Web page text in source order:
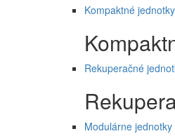
Kompaktné
Rekuperačné
Modulárne